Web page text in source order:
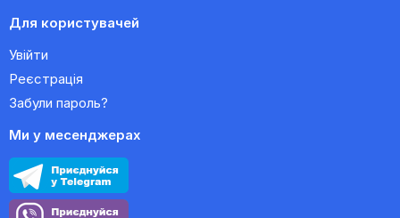
Для користувачей
Увійти
Реєстрація
Забули пароль?
Ми у месенджерах